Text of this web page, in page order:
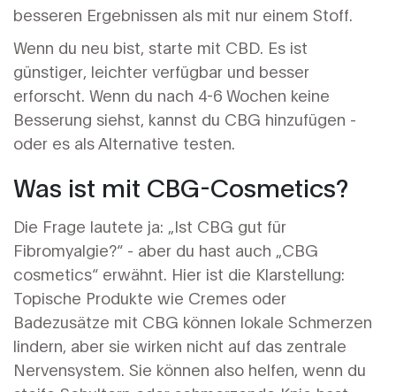
besseren Ergebnissen als mit nur einem Stoff.
Wenn du neu bist, starte mit CBD. Es ist
günstiger, leichter verfügbar und besser
erforscht. Wenn du nach 4-6 Wochen keine
Besserung siehst, kannst du CBG hinzufügen -
oder es als Alternative testen.
Was ist mit CBG-Cosmetics?
Die Frage lautete ja: „Ist CBG gut für
Fibromyalgie?“ - aber du hast auch „CBG
cosmetics“ erwähnt. Hier ist die Klarstellung:
Topische Produkte wie Cremes oder
Badezusätze mit CBG können lokale Schmerzen
lindern, aber sie wirken nicht auf das zentrale
Nervensystem. Sie können also helfen, wenn du